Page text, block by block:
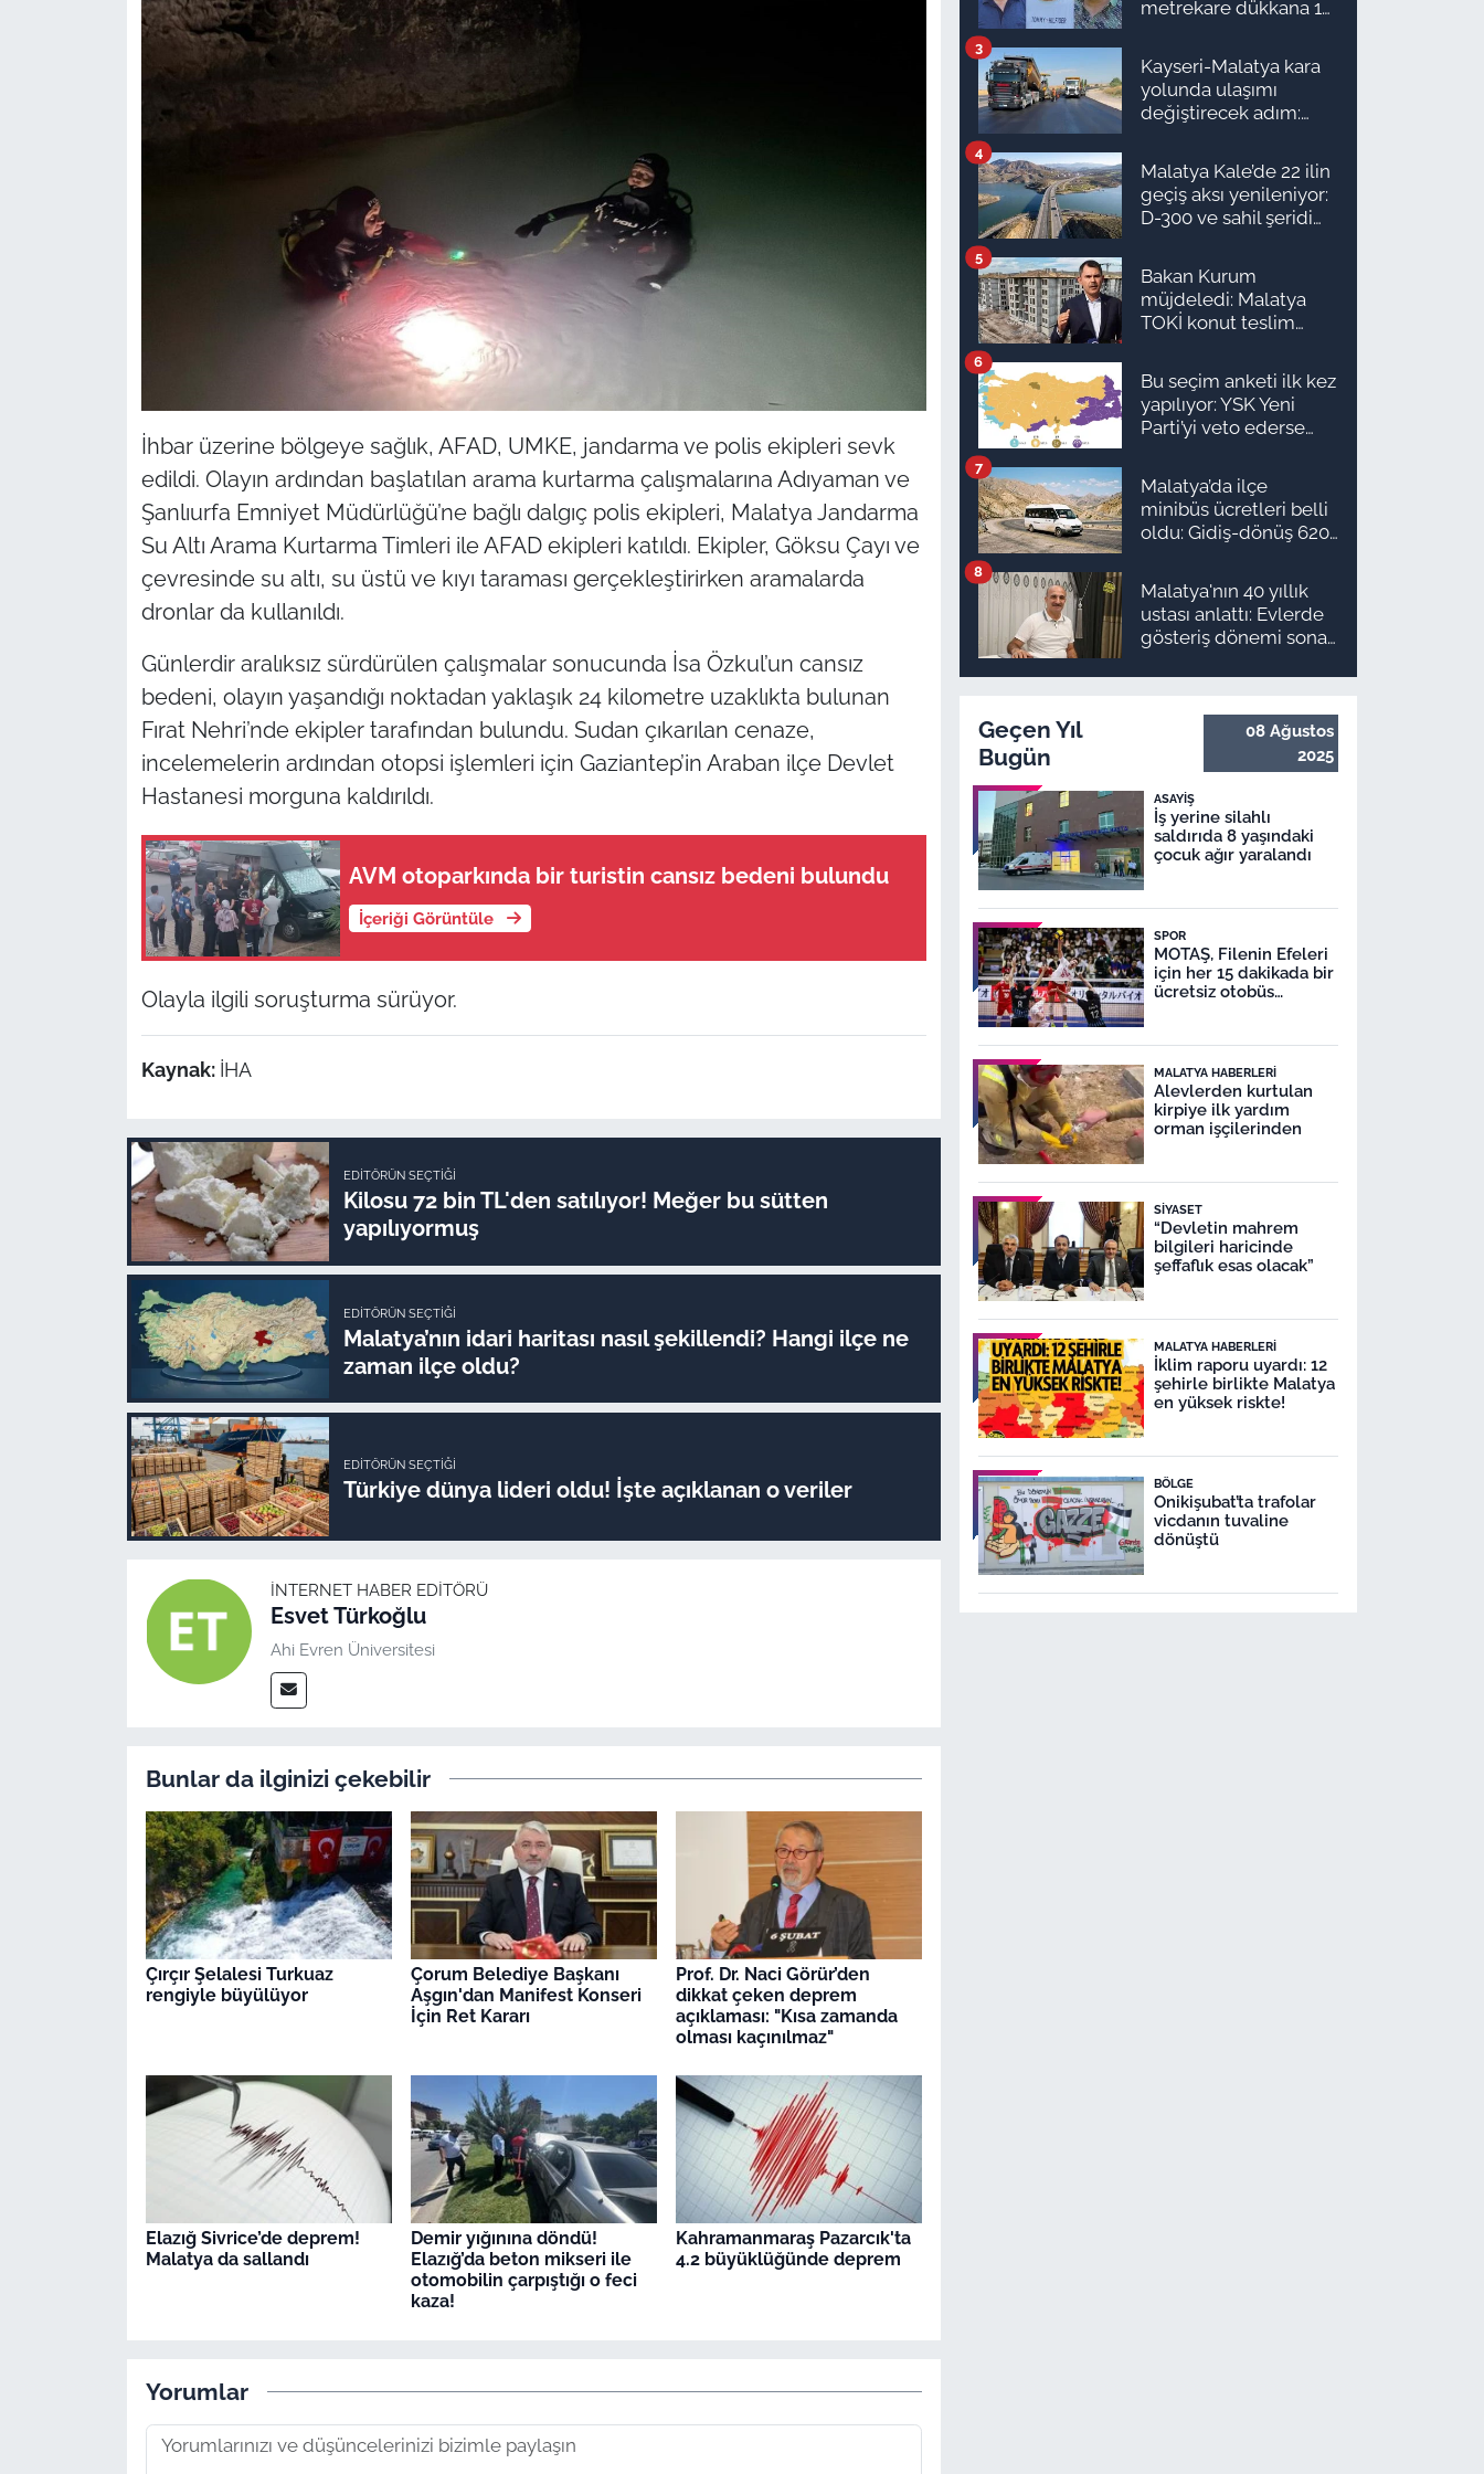
İhbar üzerine bölgeye sağlık, AFAD, UMKE, jandarma ve polis ekipleri sevk
edildi. Olayın ardından başlatılan arama kurtarma çalışmalarına Adıyaman ve
Şanlıurfa Emniyet Müdürlüğü’ne bağlı dalgıç polis ekipleri, Malatya Jandarma
Su Altı Arama Kurtarma Timleri ile AFAD ekipleri katıldı. Ekipler, Göksu Çayı ve
çevresinde su altı, su üstü ve kıyı taraması gerçekleştirirken aramalarda
dronlar da kullanıldı.
Günlerdir aralıksız sürdürülen çalışmalar sonucunda İsa Özkul’un cansız
bedeni, olayın yaşandığı noktadan yaklaşık 24 kilometre uzaklıkta bulunan
Fırat Nehri’nde ekipler tarafından bulundu. Sudan çıkarılan cenaze,
incelemelerin ardından otopsi işlemleri için Gaziantep’in Araban ilçe Devlet
Hastanesi morguna kaldırıldı.
AVM otoparkında bir turistin cansız bedeni bulundu
İçeriği Görüntüle
Olayla ilgili soruşturma sürüyor.
Kaynak: İHA
EDITÖRÜN SEÇTIĞI
Kilosu 72 bin TL'den satılıyor! Meğer bu sütten
yapılıyormuş
EDITÖRÜN SEÇTIĞI
Malatya’nın idari haritası nasıl şekillendi? Hangi ilçe ne
zaman ilçe oldu?
EDITÖRÜN SEÇTIĞI
Türkiye dünya lideri oldu! İşte açıklanan o veriler
İNTERNET HABER EDITÖRÜ
Esvet Türkoğlu
Ahi Evren Üniversitesi
Bunlar da ilginizi çekebilir
Çırçır Şelalesi Turkuaz
rengiyle büyülüyor
Çorum Belediye Başkanı
Aşgın'dan Manifest Konseri
İçin Ret Kararı
Prof. Dr. Naci Görür’den
dikkat çeken deprem
açıklaması: "Kısa zamanda
olması kaçınılmaz"
Elazığ Sivrice’de deprem!
Malatya da sallandı
Demir yığınına döndü!
Elazığ’da beton mikseri ile
otomobilin çarpıştığı o feci
kaza!
Kahramanmaraş Pazarcık'ta
4.2 büyüklüğünde deprem
Yorumlar
metrekare dükkana 1
Kayseri-Malatya kara
yolunda ulaşımı
değiştirecek adım:
3
Malatya Kale’de 22 ilin
geçiş aksı yenileniyor:
D-300 ve sahil şeridi
4
Bakan Kurum
müjdeledi: Malatya
TOKİ konut teslim
ilçe ilçe teslimat
takvimi ve ödeme
planı
5
Bu seçim anketi ilk kez
yapılıyor: YSK Yeni
Parti’yi veto ederse
olur?
6
Malatya’da ilçe
minibüs ücretleri belli
oldu: Gidiş-dönüş 620
7
Malatya'nın 40 yıllık
ustası anlattı: Evlerde
gösteriş dönemi sona
8
Geçen Yıl
Bugün
08 Ağustos
2025
ASAYIŞ
İş yerine silahlı
saldırıda 8 yaşındaki
çocuk ağır yaralandı
SPOR
MOTAŞ, Filenin Efeleri
için her 15 dakikada bir
ücretsiz otobüs
MALATYA HABERLERI
Alevlerden kurtulan
kirpiye ilk yardım
orman işçilerinden
SIYASET
“Devletin mahrem
bilgileri haricinde
şeffaflık esas olacak”
MALATYA HABERLERI
İklim raporu uyardı: 12
şehirle birlikte Malatya
en yüksek riskte!
BÖLGE
Onikişubat’ta trafolar
vicdanın tuvaline
dönüştü